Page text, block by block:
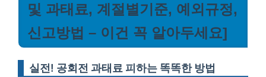
및 과태료, 계절별기준, 예외규정,
신고방법 – 이건 꼭 알아두세요]
실전! 공회전 과태료 피하는 똑똑한 방법